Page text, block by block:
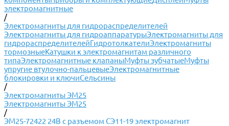
электромагнитные
/
Электромагниты для гидрораспределителей
Электромагниты для гидроаппаратурыЭлектромагниты для
гидрораспределителейГидротолкателиЭлектромагниты
тормозныеКатушки к электромагнитам различного
типаЭлектромагнитные клапаныМуфты зубчатыеМуфты
упругие втулочно-пальцевыеЭлектромагнитные
блокировки и ключиСельсины
/
Электромагниты ЭМ25
Электромагниты ЭМ25
/
ЭМ25-72422 24В с разъемом СЭ11-19 электромагнит